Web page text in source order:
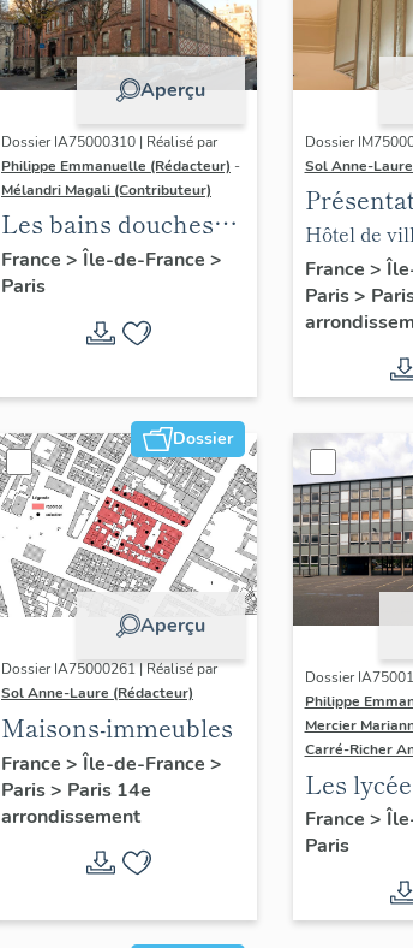
Aperçu
Dossier IA75000310 | Réalisé par
Philippe Emmanuelle (Rédacteur) -
Mélandri Magali (Contributeur)
Les bains douches
municipaux de la
ville de Paris
France > Île-de-France >
Paris
Dossier
Sol Anne-
mobilier
annexe
Hôtel de
France >
Paris>
Dossier
Aperçu
Dossier IA75000261 | Réalisé par
Sol Anne-Laure (Rédacteur)
Maisons-immeubles
France > Île-de-France >
Paris> Paris 14e
arrondissement
Dossier
Philippe
Mercier
Carré-Richer
Les
de Jean-
Dondel
France >
Paris